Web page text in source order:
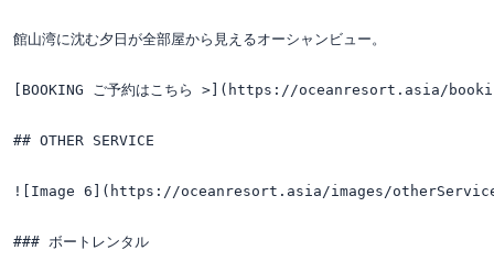
館山湾に沈む夕日が全部屋から見えるオーシャンビュー。
[BOOKING ご予約はこちら >](https://oceanresort.asia/
## OTHER SERVICE
![Image 6](https://oceanresort.asia/images/
### ボートレンタル